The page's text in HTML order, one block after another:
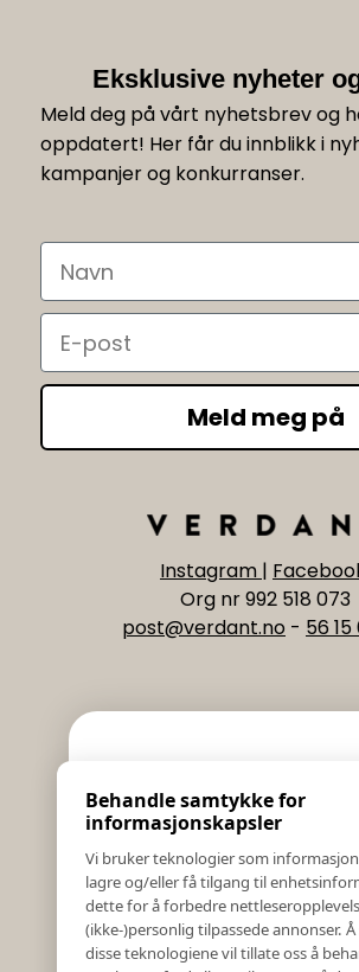
Eksklusive nyheter
Meld deg på vårt nyhetsbrev og
oppdatert! Her får du innblikk i
kampanjer og konkurranser.
Navn
Email
Meld meg på
Instagram |
Org nr 992 518 073
post@verdant.no - 56
Salgs &
Registrer
Behandle samtykke for
informasjonskapsler
Vi bruker teknologier som
lagre og/eller få tilgang til
dette for å forbedre
(ikke-)personlig tilpassede annonser.
disse teknologiene vil tillate oss å
Eksklusive
tilbud
Meld deg på vårt nyhetsbrev og
Her får du innblikk i nyheter,
konkurranser.